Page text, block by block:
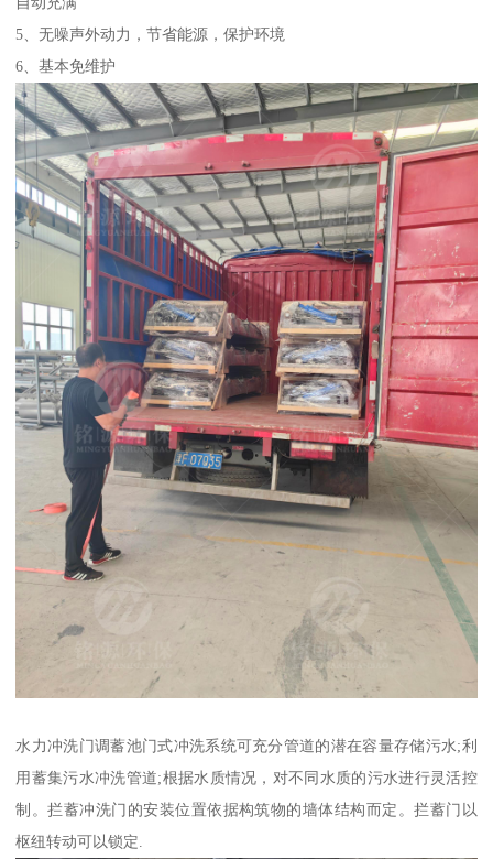
5、无噪声外动力，节省能源，保护环境
6、基本免维护
水力冲洗门调蓄池门式冲洗系统可充分管道的潜在容量存储污水;利
用蓄集污水冲洗管道;根据水质情况，对不同水质的污水进行灵活控
制。拦蓄冲洗门的安装位置依据构筑物的墙体结构而定。拦蓄门以
枢纽转动可以锁定.